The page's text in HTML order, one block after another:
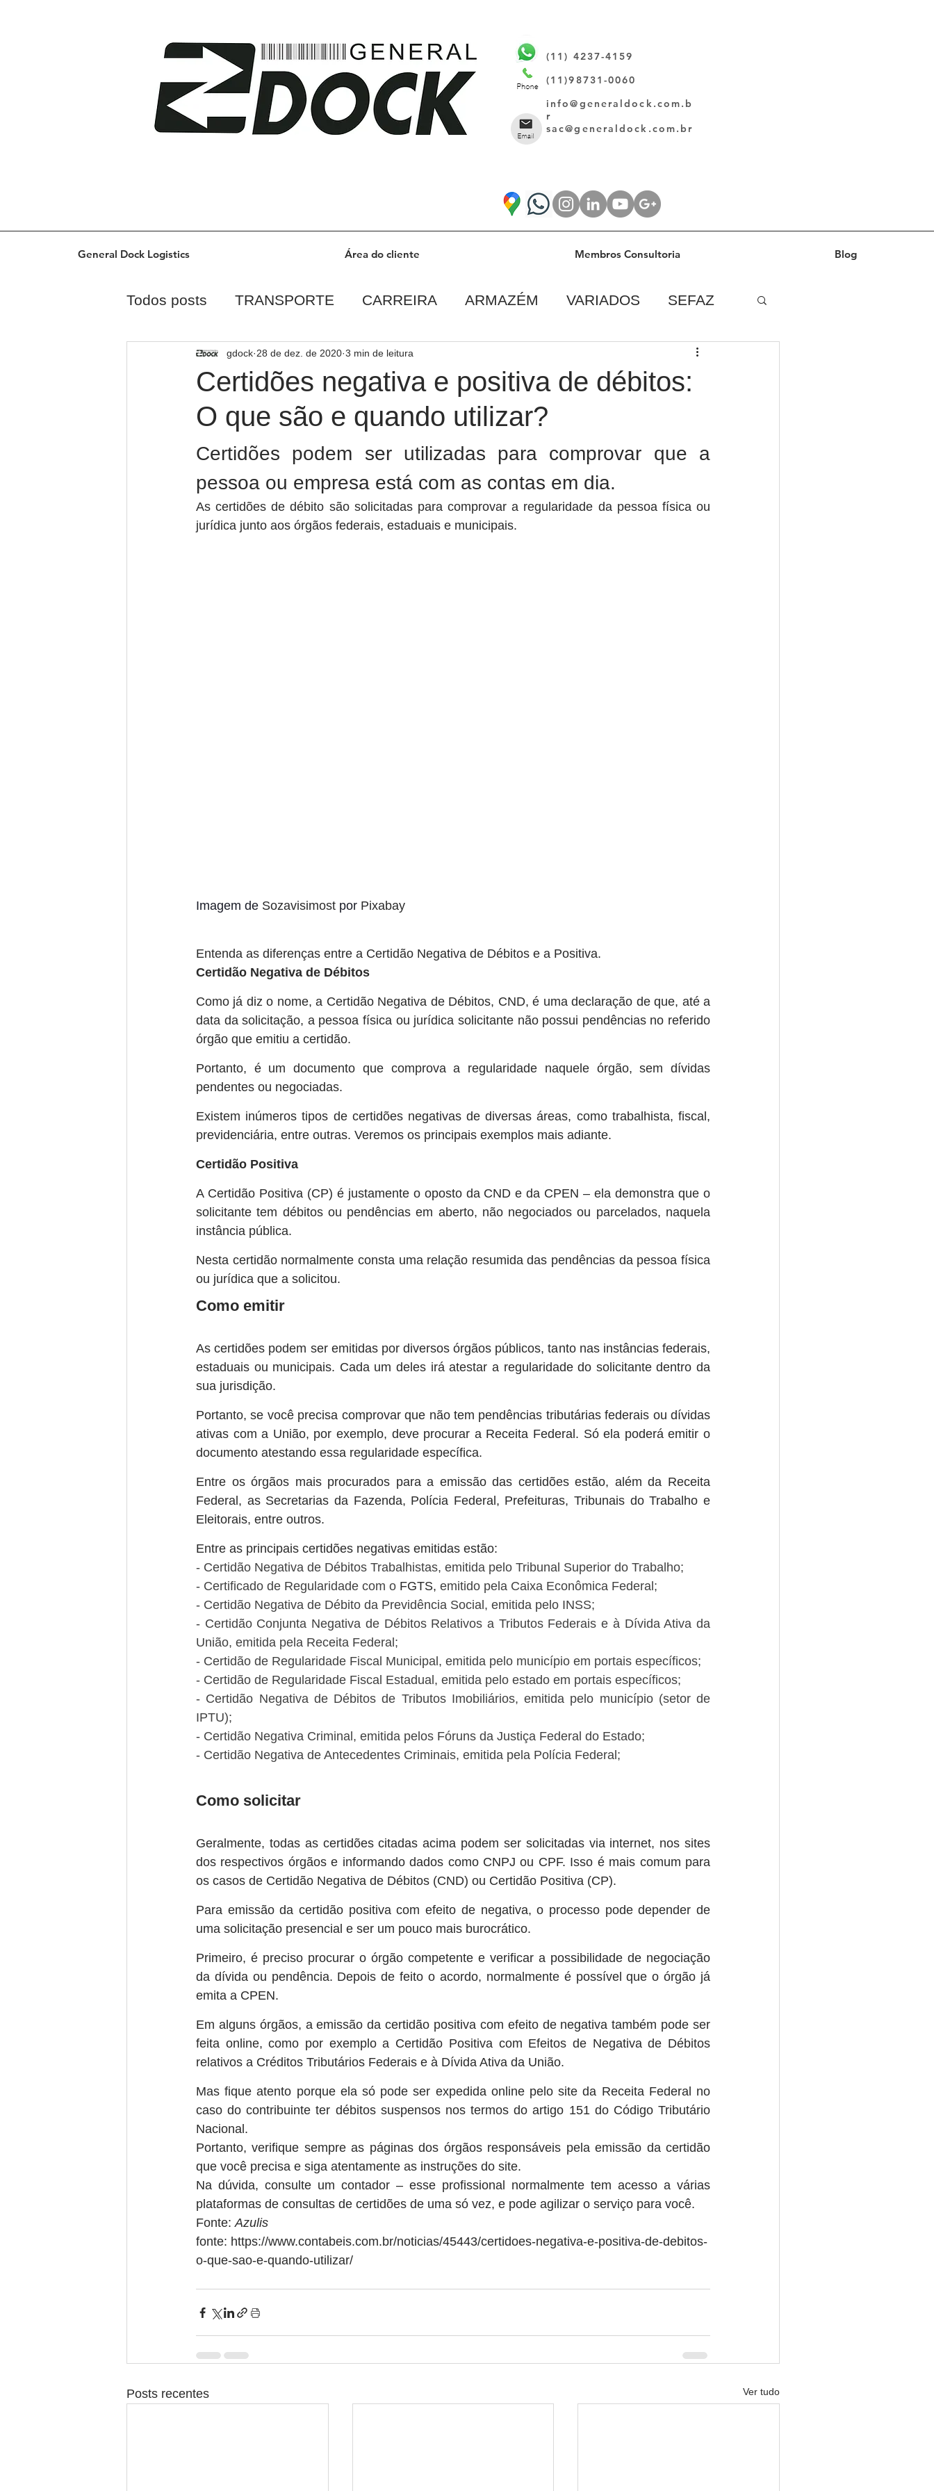
(11) 4237-4159
(11)98731-0060
info@generaldock.com.b
r
sac@generaldock.com.br
General Dock Logistics Área do cliente Membros Consultoria Blog
Todos posts TRANSPORTE CARREIRA ARMAZÉM VARIADOS SEFAZ
TECNOLOGIA
Certidões negativa e positiva de débitos:
O que são e quando utilizar?
gdock 28 de dez. de 2020 3 min de leitura
Certidões podem ser utilizadas para comprovar que a
pessoa ou empresa está com as contas em dia.
As certidões de débito são solicitadas para comprovar a regularidade da pessoa física ou
jurídica junto aos órgãos federais, estaduais e municipais.
Imagem de Sozavisimost por Pixabay
Entenda as diferenças entre a Certidão Negativa de Débitos e a Positiva.
Certidão Negativa de Débitos
Como já diz o nome, a Certidão Negativa de Débitos, CND, é uma declaração de que, até a
data da solicitação, a pessoa física ou jurídica solicitante não possui pendências no referido
órgão que emitiu a certidão.
Portanto, é um documento que comprova a regularidade naquele órgão, sem dívidas
pendentes ou negociadas.
Existem inúmeros tipos de certidões negativas de diversas áreas, como trabalhista, fiscal,
previdenciária, entre outras. Veremos os principais exemplos mais adiante.
Certidão Positiva
A Certidão Positiva (CP) é justamente o oposto da CND e da CPEN – ela demonstra que o
solicitante tem débitos ou pendências em aberto, não negociados ou parcelados, naquela
instância pública.
Nesta certidão normalmente consta uma relação resumida das pendências da pessoa física
ou jurídica que a solicitou.
Como emitir
As certidões podem ser emitidas por diversos órgãos públicos, tanto nas instâncias federais,
estaduais ou municipais. Cada um deles irá atestar a regularidade do solicitante dentro da
sua jurisdição.
Portanto, se você precisa comprovar que não tem pendências tributárias federais ou dívidas
ativas com a União, por exemplo, deve procurar a Receita Federal. Só ela poderá emitir o
documento atestando essa regularidade específica.
Entre os órgãos mais procurados para a emissão das certidões estão, além da Receita
Federal, as Secretarias da Fazenda, Polícia Federal, Prefeituras, Tribunais do Trabalho e
Eleitorais, entre outros.
Entre as principais certidões negativas emitidas estão:
- Certidão Negativa de Débitos Trabalhistas, emitida pelo Tribunal Superior do Trabalho;
- Certificado de Regularidade com o FGTS, emitido pela Caixa Econômica Federal;
- Certidão Negativa de Débito da Previdência Social, emitida pelo INSS;
- Certidão Conjunta Negativa de Débitos Relativos a Tributos Federais e à Dívida Ativa da
União, emitida pela Receita Federal;
- Certidão de Regularidade Fiscal Municipal, emitida pelo município em portais específicos;
- Certidão de Regularidade Fiscal Estadual, emitida pelo estado em portais específicos;
- Certidão Negativa de Débitos de Tributos Imobiliários, emitida pelo município (setor de
IPTU);
- Certidão Negativa Criminal, emitida pelos Fóruns da Justiça Federal do Estado;
- Certidão Negativa de Antecedentes Criminais, emitida pela Polícia Federal;
Como solicitar
Geralmente, todas as certidões citadas acima podem ser solicitadas via internet, nos sites
dos respectivos órgãos e informando dados como CNPJ ou CPF. Isso é mais comum para
os casos de Certidão Negativa de Débitos (CND) ou Certidão Positiva (CP).
Para emissão da certidão positiva com efeito de negativa, o processo pode depender de
uma solicitação presencial e ser um pouco mais burocrático.
Primeiro, é preciso procurar o órgão competente e verificar a possibilidade de negociação
da dívida ou pendência. Depois de feito o acordo, normalmente é possível que o órgão já
emita a CPEN.
Em alguns órgãos, a emissão da certidão positiva com efeito de negativa também pode ser
feita online, como por exemplo a Certidão Positiva com Efeitos de Negativa de Débitos
relativos a Créditos Tributários Federais e à Dívida Ativa da União.
Mas fique atento porque ela só pode ser expedida online pelo site da Receita Federal no
caso do contribuinte ter débitos suspensos nos termos do artigo 151 do Código Tributário
Nacional.
Portanto, verifique sempre as páginas dos órgãos responsáveis pela emissão da certidão
que você precisa e siga atentamente as instruções do site.
Na dúvida, consulte um contador – esse profissional normalmente tem acesso a várias
plataformas de consultas de certidões de uma só vez, e pode agilizar o serviço para você.
Fonte: Azulis
fonte: https://www.contabeis.com.br/noticias/45443/certidoes-negativa-e-positiva-de-debitos-
o-que-sao-e-quando-utilizar/
Posts recentes Ver tudo